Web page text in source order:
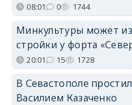
08:01 0 1744
Минкультуры может
стройки у форта
20:01 15 1728
В Севастополе
Василием Казаченко